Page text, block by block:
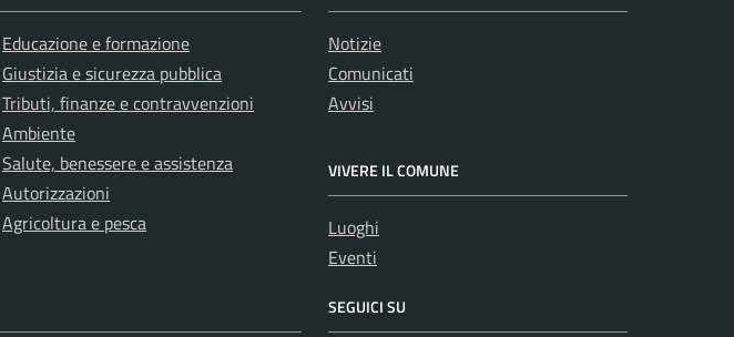
Educazione e formazione
Giustizia e sicurezza pubblica
Tributi, finanze e contravvenzioni
Ambiente
Salute, benessere e assistenza
Autorizzazioni
Agricoltura e pesca
Notizie
Comunicati
Avvisi
VIVERE IL COMUNE
Luoghi
Eventi
SEGUICI SU